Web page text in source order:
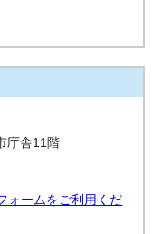
庁舎11階
ォームをご利用くだ